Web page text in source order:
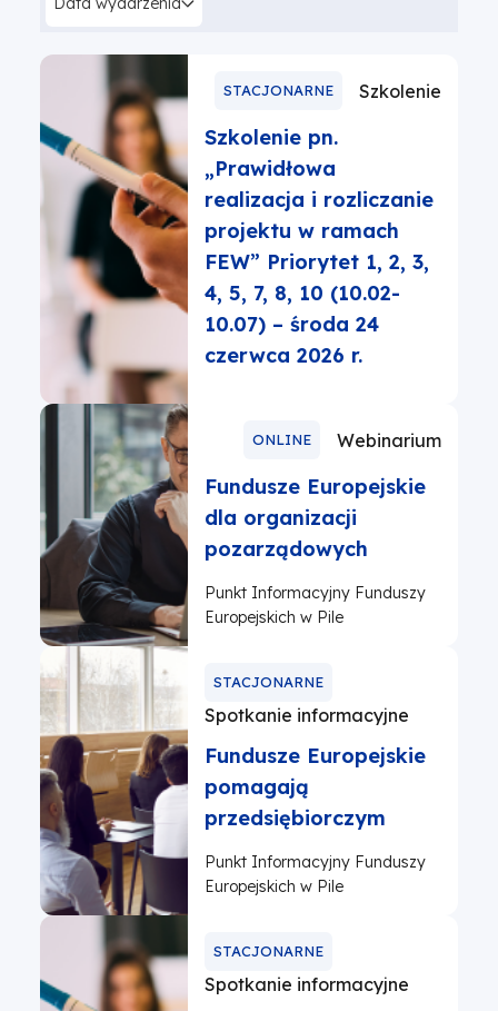
STACJONARNE Szkolenie
Szkolenie pn.
„Prawidłowa
realizacja i rozliczanie
projektu w ramach
FEW” Priorytet 1, 2, 3,
4, 5, 7, 8, 10 (10.02-
10.07) – środa 24
czerwca 2026 r.
ONLINE Webinarium
Fundusze Europejskie
dla organizacji
pozarządowych
Punkt Informacyjny Funduszy
Europejskich w Pile
STACJONARNE
Spotkanie informacyjne
Fundusze Europejskie
pomagają
przedsiębiorczym
Punkt Informacyjny Funduszy
Europejskich w Pile
STACJONARNE
Spotkanie informacyjne